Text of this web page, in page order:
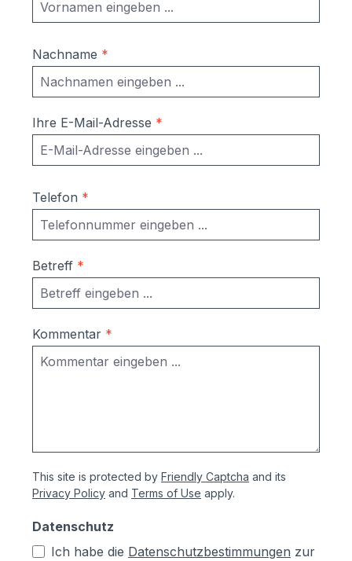
Nachname *
Ihre E-Mail-Adresse *
Telefon *
Betreff *
Kommentar *
This site is protected by Friendly Captcha and its
Privacy Policy and Terms of Use apply.
Datenschutz
Ich habe die Datenschutzbestimmungen zur